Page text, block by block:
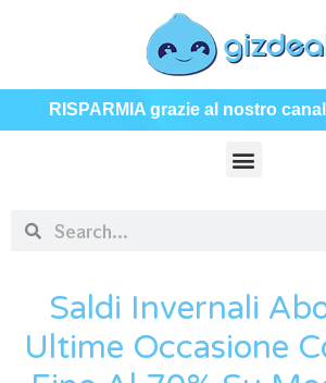
RISPARMIA grazie al nostro
Saldi Invernali
Ultime Occasione